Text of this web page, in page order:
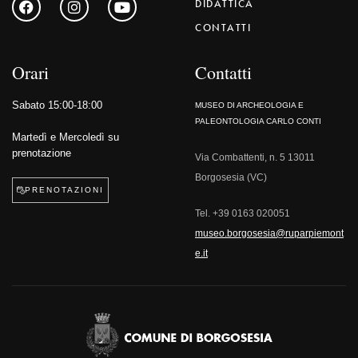
DIDATTICA
CONTATTI
Orari
Sabato 15:00-18:00
Martedì e Mercoledì su
prenotazione
PRENOTAZIONI
Contatti
MUSEO DI ARCHEOLOGIA E
PALEONTOLOGIA CARLO CONTI
Via Combattenti, n. 5 13011
Borgosesia (VC)
Tel. +39 0163 020051
museo.borgosesia@ruparpiemont
e.it